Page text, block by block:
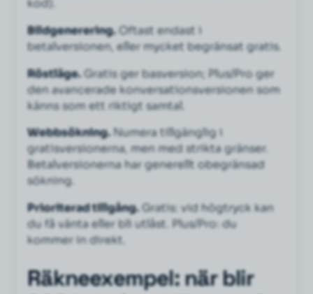
kod).
Bildgenerering.Oftast endast i
betalversionen, eller mycket begränsat gratis.
Röstläge.Gratis ger basversion; Plus/Pro ger
den avancerade konversationsversionen som
känns som ett riktigt samtal.
Webbsökning.Numera tillgänglig i
gratisversionerna, men med strikta gränser.
Betalversionerna har generellt obegränsad
sökning.
Prioriterad tillgång.Gratis: vid högtryck kan
du få vänta eller bli utlåst. Plus/Pro: du
kommer in direkt.
Räkneexempel: när blir